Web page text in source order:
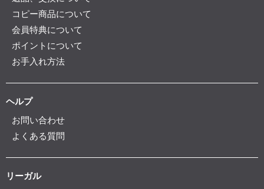
コピー商品について
会員特典について
ポイントについて
お手入れ方法
ヘルプ
お問い合わせ
よくある質問
リーガル